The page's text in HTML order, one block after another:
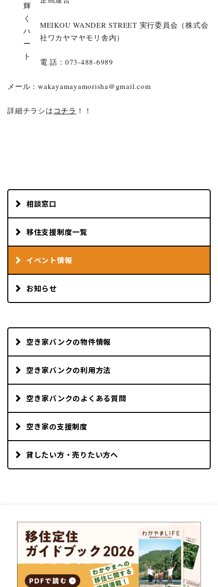
MEIKOU WANDER STREET 実行委員会（株式会
社ワカヤマヤモリ舎内）
電 話：073-488-6989
メール：wakayamayamorisha@gmail.com
詳細チラシは コチラ ！！
相談窓口
移住支援制度一覧
イベント情報
お知らせ
空き家バンクの物件情報
空き家バンクの利用方法
空き家バンクのよくある質問
空き家の支援制度
貸したい方・売りたい方へ